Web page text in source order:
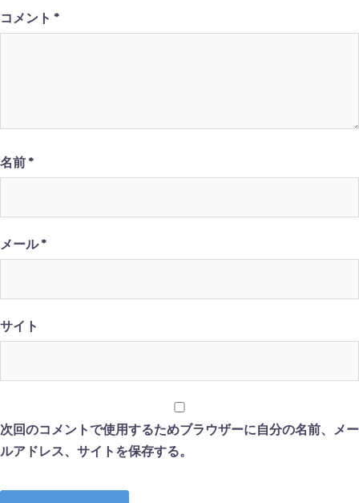
コメント *
名前*
メール*
サイト
次回のコメントで使用するためブラウザーに自分の名前、メー
ルアドレス、サイトを保存する。